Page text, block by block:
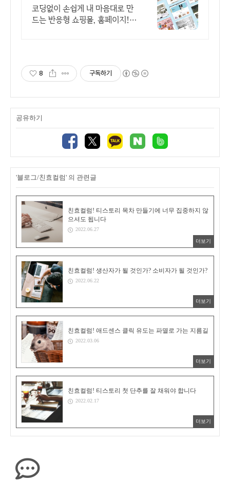
샵
코딩없이 손쉽게 내 마음대로 만
드는 반응형 쇼핑몰, 홈페이지!
8 구독하기
공유하기
'블로그/친효컬럼' 의 관련글
친효컬럼! 티스토리 목차 만들기에 너무 집중하지 않
으셔도 됩니다
2022.06.27
더보기
친효컬럼! 생산자가 될 것인가? 소비자가 될 것인가?
2022.06.22
더보기
친효컬럼! 애드센스 클릭 유도는 파멸로 가는 지름길
2022.03.06
더보기
친효컬럼! 티스토리 첫 단추를 잘 채워야 합니다
2022.02.17
더보기